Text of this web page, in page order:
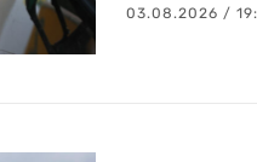
03.08.2026 /